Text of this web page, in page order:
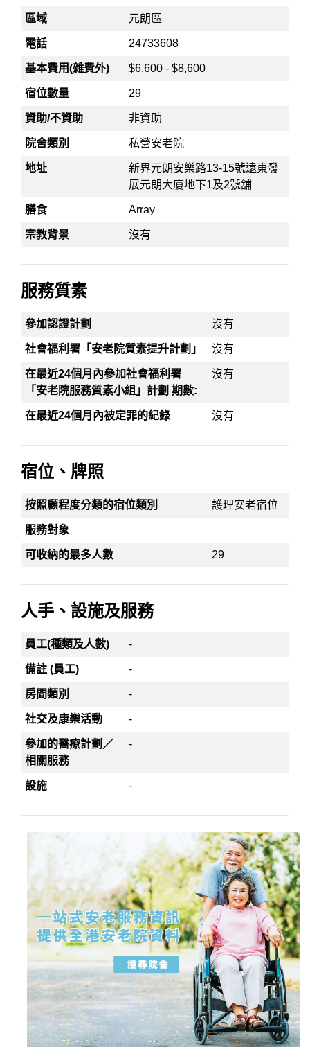
區域 元朗區
電話 24733608
基本費用(雜費外) $6,600 - $8,600
宿位數量 29
資助/不資助 非資助
院舍類別 私營安老院
地址
新界元朗安樂路13-15號遠東發
展元朗大廈地下1及2號舖
膳食 Array
宗教背景 沒有
服務質素
參加認證計劃 沒有
社會福利署「安老院質素提升計劃」 沒有
在最近24個月內參加社會福利署
「安老院服務質素小組」計劃 期數:
沒有
在最近24個月內被定罪的紀錄 沒有
宿位、牌照
按照顧程度分類的宿位類別 護理安老宿位
服務對象
可收納的最多人數 29
人手、設施及服務
員工(種類及人數) -
備註 (員工) -
房間類別 -
社交及康樂活動 -
參加的醫療計劃／
相關服務
-
設施 -